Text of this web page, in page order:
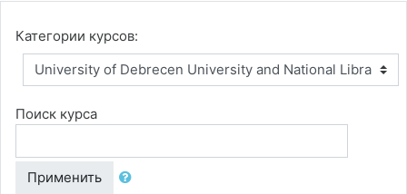
Категории курсов:
Поиск курса
Применить